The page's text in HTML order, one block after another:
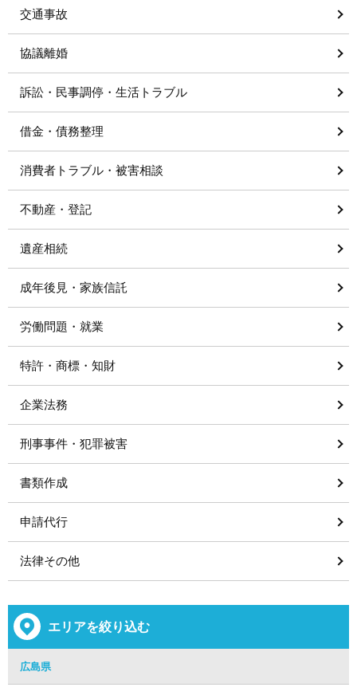
交通事故
協議離婚
訴訟・民事調停・生活トラブル
借金・債務整理
消費者トラブル・被害相談
不動産・登記
遺産相続
成年後見・家族信託
労働問題・就業
特許・商標・知財
企業法務
刑事事件・犯罪被害
書類作成
申請代行
法律その他
エリアを絞り込む
広島県